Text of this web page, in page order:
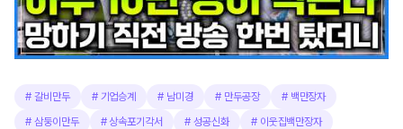
# 갈비만두 # 기업승계 # 남미경 # 만두공장 # 백만장자
# 삼둥이만두 # 상속포기각서 #성공신화 # 이웃집백만장자